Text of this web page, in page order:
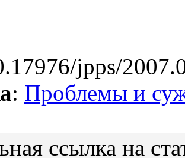
jpps/
: Проблемы и
ссылка на